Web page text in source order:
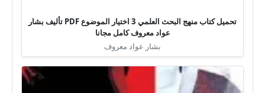
تحميل كتاب منهج البحث العلمي 3 اختيار الموضوع PDF تأليف بشار
عواد معروف كامل مجانا
بشار عواد معروف